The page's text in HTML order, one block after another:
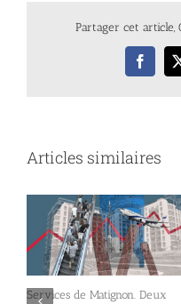
Partager cet article,
Articles similaires
Services de Matignon. Deux